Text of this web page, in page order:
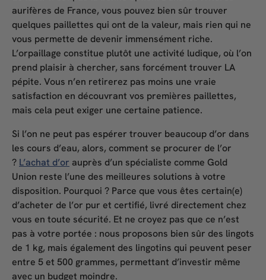
aurifères de France, vous pouvez bien sûr trouver
quelques paillettes qui ont de la valeur, mais rien qui ne
vous permette de devenir immensément riche.
L’orpaillage constitue plutôt une activité ludique, où l’on
prend plaisir à chercher, sans forcément trouver LA
pépite. Vous n’en retirerez pas moins une vraie
satisfaction en découvrant vos premières paillettes,
mais cela peut exiger une certaine patience.
Si l’on ne peut pas espérer trouver beaucoup d’or dans
les cours d’eau, alors, comment se procurer de l’or
? L’achat d’or auprès d’un spécialiste comme Gold
Union reste l’une des meilleures solutions à votre
disposition. Pourquoi ? Parce que vous êtes certain(e)
d’acheter de l’or pur et certifié, livré directement chez
vous en toute sécurité. Et ne croyez pas que ce n’est
pas à votre portée : nous proposons bien sûr des lingots
de 1 kg, mais également des lingotins qui peuvent peser
entre 5 et 500 grammes, permettant d’investir même
avec un budget moindre.